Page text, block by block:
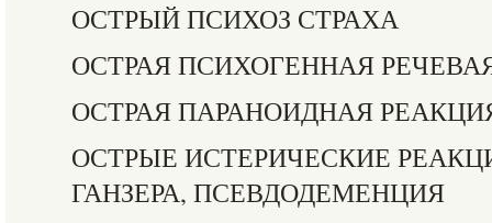
ОСТРЫЙ ПСИХОЗ СТРАХА
ОСТРАЯ ПСИХОГЕННАЯ
ОСТРАЯ ПАРАНОИДНАЯ
ОСТРЫЕ ИСТЕРИЧЕСКИЕ
ГАНЗЕРА, ПСЕВДОДЕМЕНЦИЯ